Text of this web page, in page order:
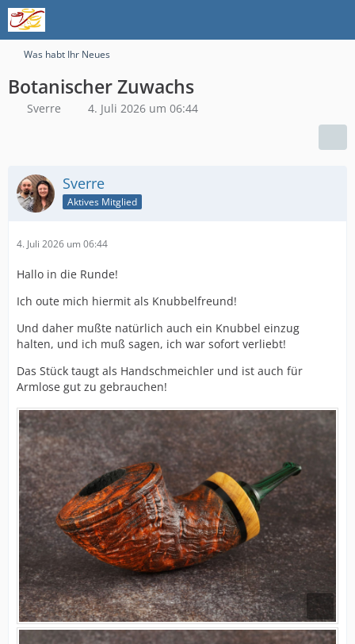
Was habt Ihr Neues
Botanischer Zuwachs
Sverre 4. Juli 2026 um 06:44
Sverre
Aktives Mitglied
4. Juli 2026 um 06:44
Hallo in die Runde!
Ich oute mich hiermit als Knubbelfreund!
Und daher mußte natürlich auch ein Knubbel einzug
halten, und ich muß sagen, ich war sofort verliebt!
Das Stück taugt als Handschmeichler und ist auch für
Armlose gut zu gebrauchen!